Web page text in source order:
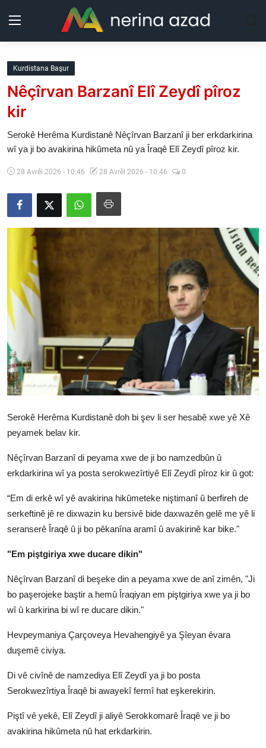
Kurdistan
Herêm
Rojev
Nerin
Vidyo
Nivîskar
Arşiv
Têkilî
Türkçe Kurdi
Kurdistana Başur
Nêçîrvan Barzanî Elî Zeydî pîroz
kir
Serokê Herêma Kurdistanê Nêçîrvan Barzanî ji ber erkdarkirina
wî ya ji bo avakirina hikûmeta nû ya Îraqê Elî Zeydî pîroz kir.
28 Avrêl 2026 - 10:46 28 Avrêl 2026 - 10:46 0
Serokê Herêma Kurdistanê doh bi şev li ser hesabê xwe yê Xê
peyamek belav kir.
Nêçîrvan Barzanî di peyama xwe de ji bo namzedbûn û
erkdarkirina wî ya posta serokwezîrtiyê Elî Zeydî pîroz kir û got:
“Em di erkê wî yê avakirina hikûmeteke niştimanî û berfireh de
serkeftinê jê re dixwazin ku bersivê bide daxwazên gelê me yê li
seranserê Îraqê û ji bo pêkanîna aramî û avakirinê kar bike."
"Em piştgiriya xwe ducare dikin"
Nêçîrvan Barzanî di beşeke din a peyama xwe de anî zimên, "Ji
bo paşerojeke baştir a hemû Îraqiyan em piştgiriya xwe ya ji bo
wî û karkirina bi wî re ducare dikin."
Hevpeymaniya Çarçoveya Hevahengiyê ya Şîeyan êvara
duşemê civiya.
Di vê civînê de namzediya Elî Zeydî ya ji bo posta
Serokwezîrtiya Îraqê bi awayekî fermî hat eşkerekirin.
Piştî vê yekê, Elî Zeydî ji aliyê Serokkomarê Îraqê ve ji bo
avakirina hikûmeta nû hat erkdarkirin.